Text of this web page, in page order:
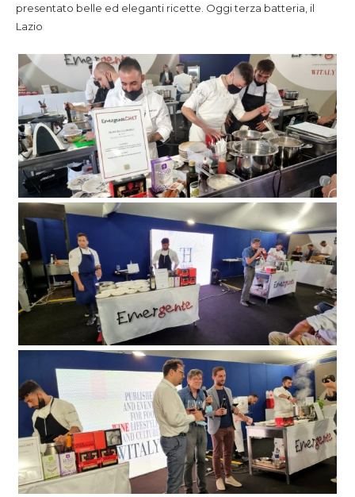
presentato belle ed eleganti ricette. Oggi terza batteria, il
Lazio